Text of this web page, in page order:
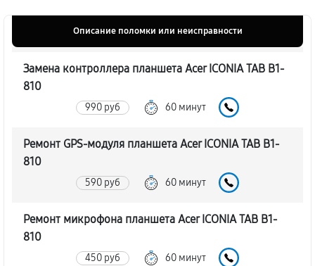
Описание поломки или неисправности
Замена контроллера планшета Acer ICONIA TAB B1-
810
990 руб 60 минут
Ремонт GPS-модуля планшета Acer ICONIA TAB B1-
810
590 руб 60 минут
Ремонт микрофона планшета Acer ICONIA TAB B1-
810
450 руб 60 минут